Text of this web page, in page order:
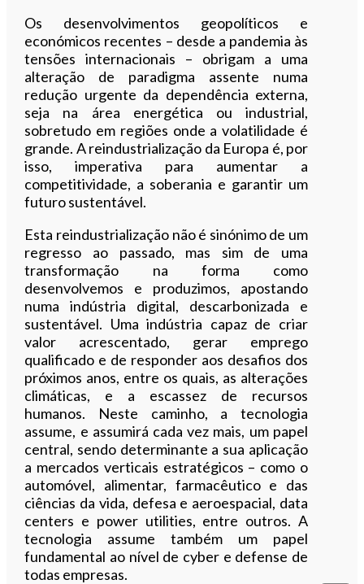
Os desenvolvimentos geopolíticos e
económicos recentes – desde a pandemia às
tensões internacionais – obrigam a uma
alteração de paradigma assente numa
redução urgente da dependência externa,
seja na área energética ou industrial,
sobretudo em regiões onde a volatilidade é
grande. A reindustrialização da Europa é, por
isso, imperativa para aumentar a
competitividade, a soberania e garantir um
futuro sustentável.
Esta reindustrialização não é sinónimo de um
regresso ao passado, mas sim de uma
transformação na forma como
desenvolvemos e produzimos, apostando
numa indústria digital, descarbonizada e
sustentável. Uma indústria capaz de criar
valor acrescentado, gerar emprego
qualificado e de responder aos desafios dos
próximos anos, entre os quais, as alterações
climáticas, e a escassez de recursos
humanos. Neste caminho, a tecnologia
assume, e assumirá cada vez mais, um papel
central, sendo determinante a sua aplicação
a mercados verticais estratégicos – como o
automóvel, alimentar, farmacêutico e das
ciências da vida, defesa e aeroespacial, data
centers e power utilities, entre outros. A
tecnologia assume também um papel
fundamental ao nível de cyber e defense de
todas empresas.